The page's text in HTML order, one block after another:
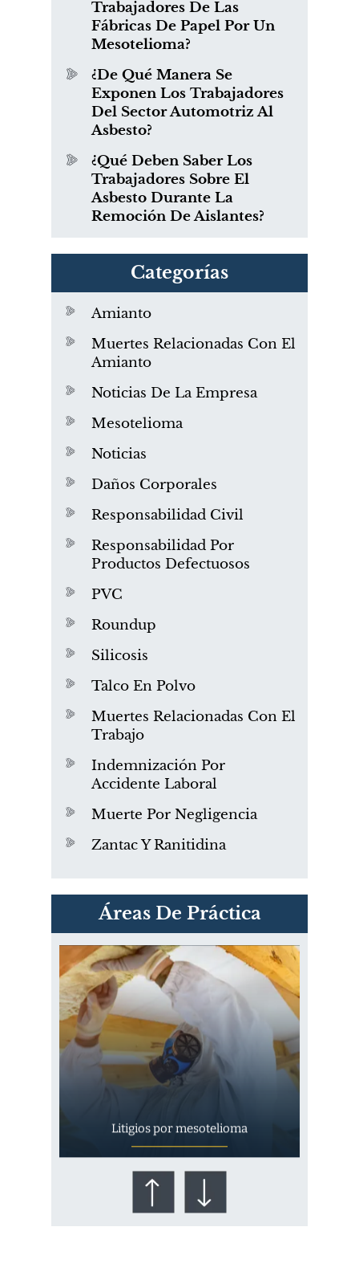
Trabajadores De Las
Fábricas De Papel Por Un
Mesotelioma?
¿De Qué Manera Se
Exponen Los Trabajadores
Del Sector Automotriz Al
Asbesto?
¿Qué Deben Saber Los
Trabajadores Sobre El
Asbesto Durante La
Remoción De Aislantes?
Categorías
Amianto
Muertes Relacionadas Con El
Amianto
Noticias De La Empresa
Mesotelioma
Noticias
Daños Corporales
Responsabilidad Civil
Responsabilidad Por
Productos Defectuosos
PVC
Roundup
Silicosis
Talco En Polvo
Muertes Relacionadas Con El
Trabajo
Indemnización Por
Accidente Laboral
Muerte Por Negligencia
Zantac Y Ranitidina
Áreas De Práctica
PVC Cloruro de polivinilo
Exposición
Litigios por mesotelioma